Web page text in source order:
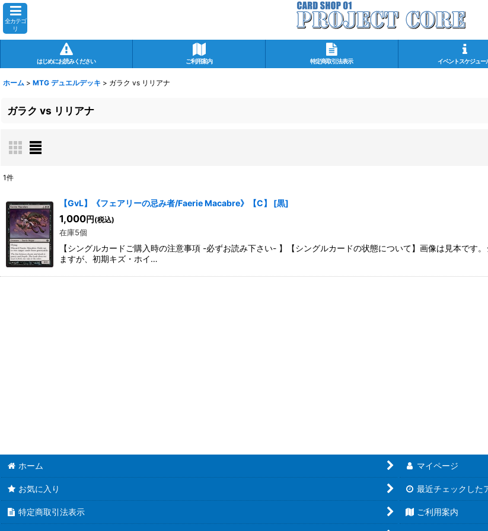
全カテゴ
リ
はじめにお読みください ご利用案内 特定商取引法表示 イベントスケジュー
ホーム > MTG デュエルデッキ > ガラク vs リリアナ
ガラク vs リリアナ
在庫あり
並び順:
絞り込む
1件
【GvL】《フェアリーの忌み者/Faerie Macabre》【C】 [黒]
1,000円 (税込)
在庫5個
【シングルカードご購入時の注意事項 -必ずお読み下さい- 】【シングルカードの状態について】画像は見本です
ますが、初期キズ・ホイ…
ホーム マイページ
お気に入り 最近チェックした
特定商取引法表示 ご利用案内